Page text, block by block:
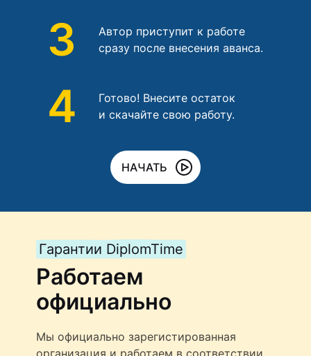
3
Автор приступит к работе
сразу после внесения аванса.
4
Готово! Внесите остаток
и скачайте свою работу.
НАЧАТЬ
Гарантии DiplomTime
Работаем
официально
Мы официально зарегистированная
организация и работаем в соответствии